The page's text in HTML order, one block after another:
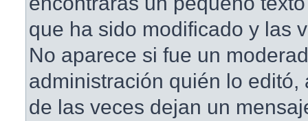
que ha sido modificado y las
No aparece si fue un
administración quién lo editó,
de las veces dejan un